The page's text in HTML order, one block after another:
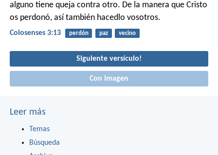
alguno tiene queja contra otro. De la manera que Cristo
os perdonó, así también hacedlo vosotros.
Colosenses 3:13 perdón paz vecino
Siguiente versículo!
Con imagen
Leer más
Temas
Búsqueda